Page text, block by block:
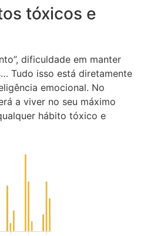
tóxicos e
dificuldade em manter
Tudo isso está diretamente
emocional. No
a viver no seu máximo
hábito tóxico e